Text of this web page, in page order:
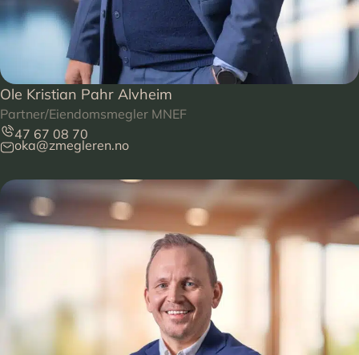
Ole Kristian Pahr Alvheim
Partner/Eiendomsmegler MNEF
47 67 08 70
oka@zmegleren.no